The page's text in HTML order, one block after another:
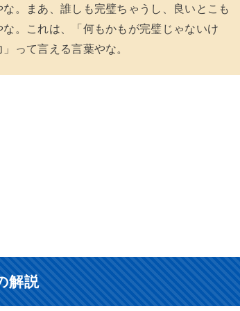
。まあ、誰しも完璧ちゃうし、良いとこも
。これは、「何もかもが完璧じゃないけ
って言える言葉やな。
解説